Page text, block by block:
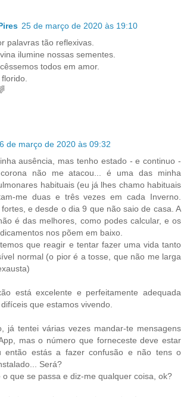
25 de março de 2020 às 19:10
palavras tão reflexivas.
ilumine nossas sementes.
todos em amor.
de março de 2020 às 09:32
ausência, mas tenho estado - e continuo -
não me atacou... é uma das minha
habituais (eu já lhes chamo habituais
me duas e três vezes em cada Inverno.
e desde o dia 9 que não saio de casa. A
é das melhores, como podes calcular, e os
nos põem em baixo.
que reagir e tentar fazer uma vida tanto
normal (o pior é a tosse, que não me larga
está excelente e perfeitamente adequada
que estamos vivendo.
já tentei várias vezes mandar-te mensagens
mas o número que forneceste deve estar
então estás a fazer confusão e não tens o
Será?
o que se passa e diz-me qualquer coisa, ok?